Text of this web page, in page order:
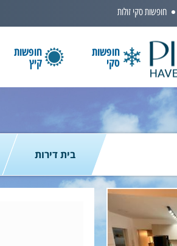
חופשות סקי זולות
חופשות
סקי
חופשות
קיץ
בית דירות